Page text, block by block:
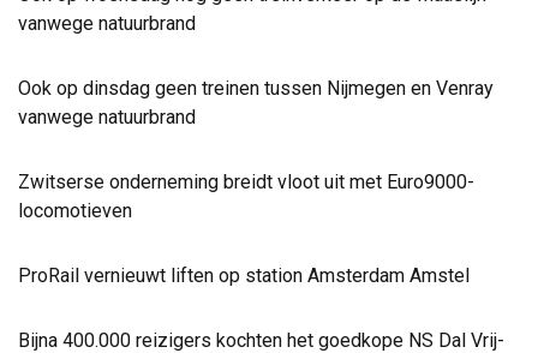
vanwege natuurbrand
Ook op dinsdag geen treinen tussen Nijmegen en Venray
vanwege natuurbrand
Zwitserse onderneming breidt vloot uit met Euro9000-
locomotieven
ProRail vernieuwt liften op station Amsterdam Amstel
Bijna 400.000 reizigers kochten het goedkope NS Dal Vrij-